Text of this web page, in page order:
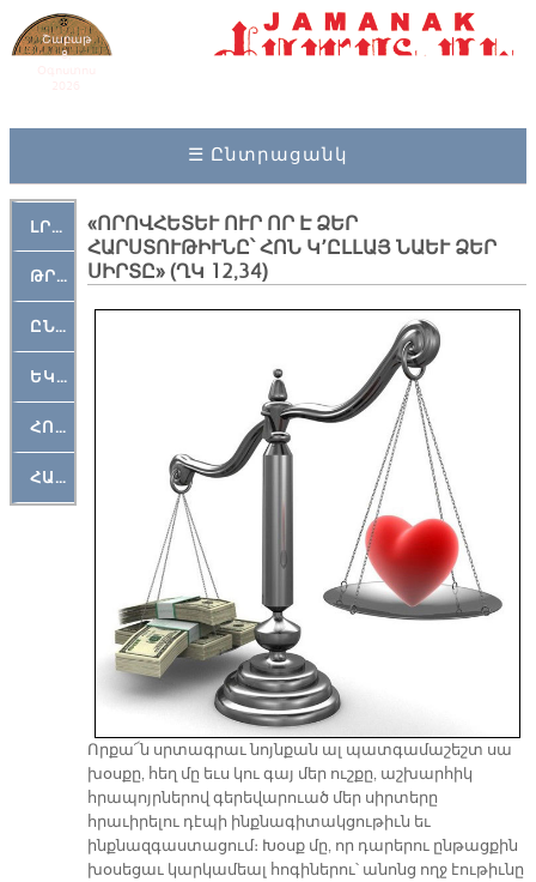
Շաբաթ
8,
☰ Ընտրացանկ
ԼՐԱՀՈՍ
ԹՐՔԱՀԱՅ ԿԵԱՆՔ
ԸՆԿԵՐԱՄՇԱԿՈՒԹԱՅԻՆ
ԵԿԵՂԵՑԱԿԱՆ
ՀՈԳԵՄՏԱՒՈՐ
ՀԱՐԹԱԿ
«ՈՐՈՎՀԵՏԵՒ ՈՒՐ ՈՐ Է ՁԵՐ
ՀԱՐՍՏՈՒԹԻՒՆԸ՝ ՀՈՆ Կ՚ԸԼԼԱՅ ՆԱԵՒ ՁԵՐ
ՍԻՐՏԸ» (ՂԿ 12,34)
Որքա՜ն սրտագրաւ նոյնքան ալ պատգամաշեշտ սա
խօսքը, հեղ մը եւս կու գայ մեր ուշքը, աշխարհիկ
հրապոյրներով գերեվարուած մեր սիրտերը
հրաւիրելու դէպի ինքնագիտակցութիւն եւ
ինքնազգաստացում։ Խօսք մը, որ դարերու ընթացքին
խօսեցաւ կարկամեալ հոգիներու՝ անոնց ողջ էութիւնը